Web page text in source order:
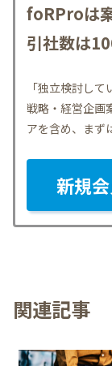
foRProは
引社数は
「独立検討し
戦略・経営企画
アを含め、まず
新規
関連記事